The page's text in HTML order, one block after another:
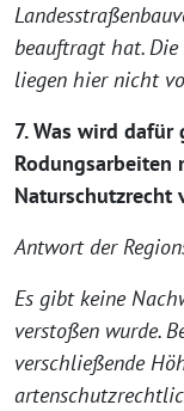
beauftragt hat.
liegen hier nicht
7. Was wird
Rodungsarbeiten
Naturschutzrecht
Antwort der
Es gibt keine
verstoßen wurde.
verschließende